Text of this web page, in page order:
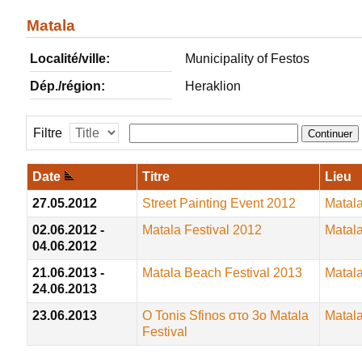
Matala
Localité/ville: Municipality of Festos
Dép./région: Heraklion
Filtre Continuer
Date Titre
Lieu
27.05.2012
Street Painting Event 2012
02.06.2012 -
04.06.2012
Matala Festival 2012
21.06.2013 -
24.06.2013
Matala Beach Festival 2013
23.06.2013
Ο Tonis Sfinos στο 3ο Matala
Festival